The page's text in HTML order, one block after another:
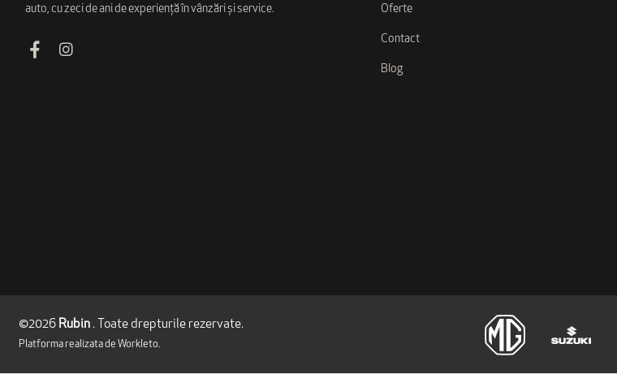
auto, cu zeci de ani de experiență în vânzări și service.
Oferte
Contact
Blog
©2026 Rubin. Toate drepturile rezervate.
Platforma realizata de Workleto.